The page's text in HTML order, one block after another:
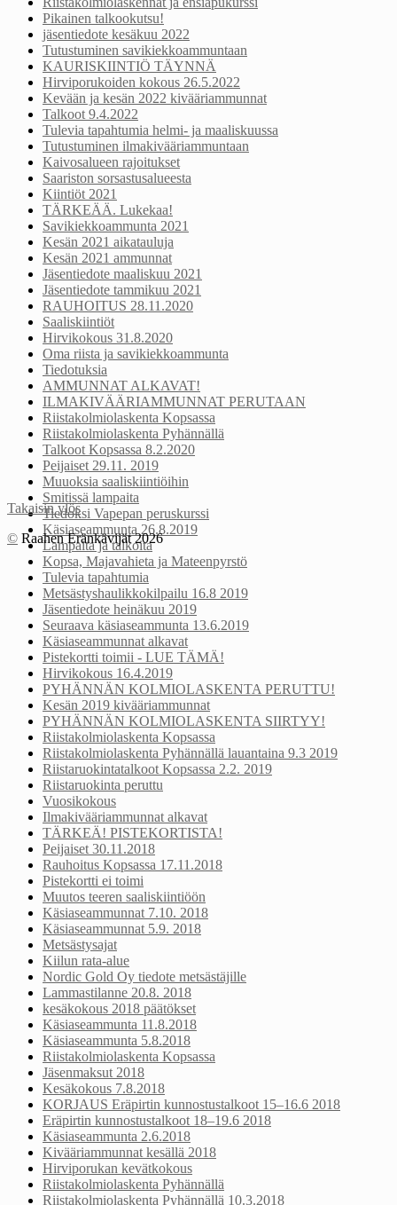
Pikainen talkookutsu!
jäsentiedote kesäkuu 2022
Tutustuminen savikiekkoammuntaan
KAURISKIINTIÖ TÄYNNÄ
Hirviporukoiden kokous 26.5.2022
Kevään ja kesän 2022 kivääriammunnat
Talkoot 9.4.2022
Tulevia tapahtumia helmi- ja maaliskuussa
Tutustuminen ilmakivääriammuntaan
Kaivosalueen rajoitukset
Saariston sorsastusalueesta
Kiintiöt 2021
TÄRKEÄÄ. Lukekaa!
Savikiekkoammunta 2021
Kesän 2021 aikatauluja
Kesän 2021 ammunnat
Jäsentiedote maaliskuu 2021
Jäsentiedote tammikuu 2021
RAUHOITUS 28.11.2020
Saaliskiintiöt
Hirvikokous 31.8.2020
Oma riista ja savikiekkoammunta
Tiedotuksia
AMMUNNAT ALKAVAT!
ILMAKIVÄÄRIAMMUNNAT PERUTAAN
Riistakolmiolaskenta Kopsassa
Riistakolmiolaskenta Pyhännällä
Talkoot Kopsassa 8.2.2020
Peijaiset 29.11. 2019
Muuoksia saaliskiintiöihin
Smitissä lampaita
Tiedoksi Vapepan peruskurssi
Käsiaseammunta 26.8.2019
Lampaita ja talkoita
Kopsa, Majavahieta ja Mateenpyrstö
Tulevia tapahtumia
Metsästyshaulikkokilpailu 16.8 2019
Jäsentiedote heinäkuu 2019
Seuraava käsiaseammunta 13.6.2019
Käsiaseammunnat alkavat
Pistekortti toimii - LUE TÄMÄ!
Hirvikokous 16.4.2019
PYHÄNNÄN KOLMIOLASKENTA PERUTTU!
Kesän 2019 kivääriammunnat
PYHÄNNÄN KOLMIOLASKENTA SIIRTYY!
Riistakolmiolaskenta Kopsassa
Riistakolmiolaskenta Pyhännällä lauantaina 9.3 2019
Riistaruokintatalkoot Kopsassa 2.2. 2019
Riistaruokinta peruttu
Vuosikokous
Ilmakivääriammunnat alkavat
TÄRKEÄ! PISTEKORTISTA!
Peijaiset 30.11.2018
Rauhoitus Kopsassa 17.11.2018
Pistekortti ei toimi
Muutos teeren saaliskiintiöön
Käsiaseammunnat 7.10. 2018
Käsiaseammunnat 5.9. 2018
Metsästysajat
Kiilun rata-alue
Nordic Gold Oy tiedote metsästäjille
Lammastilanne 20.8. 2018
kesäkokous 2018 päätökset
Käsiaseammunta 11.8.2018
Käsiaseammunta 5.8.2018
Riistakolmiolaskenta Kopsassa
Jäsenmaksut 2018
Kesäkokous 7.8.2018
KORJAUS Eräpirtin kunnostustalkoot 15–16.6 2018
Eräpirtin kunnostustalkoot 18–19.6 2018
Käsiaseammunta 2.6.2018
Kivääriammunnat kesällä 2018
Hirviporukan kevätkokous
Riistakolmiolaskenta Pyhännällä
Riistakolmiolaskenta Pyhännällä 10.3.2018
Takaisin ylös
© Raahen Eränkävijät 2026